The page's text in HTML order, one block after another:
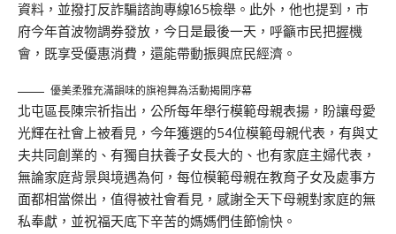
資料，並撥打反詐騙諮詢專線165檢舉。此外，他也提到，市
府今年首波物調券發放，今日是最後一天，呼籲市民把握機
會，既享受優惠消費，還能帶動振興庶民經濟。
優美柔雅充滿韻味的旗袍舞為活動揭開序幕
北屯區長陳宗祈指出，公所每年舉行模範母親表揚，盼讓母愛
光輝在社會上被看見，今年獲選的54位模範母親代表，有與丈
夫共同創業的、有獨自扶養子女長大的、也有家庭主婦代表，
無論家庭背景與境遇為何，每位模範母親在教育子女及處事方
面都相當傑出，值得被社會看見，感謝全天下母親對家庭的無
私奉獻，並祝福天底下辛苦的媽媽們佳節愉快。